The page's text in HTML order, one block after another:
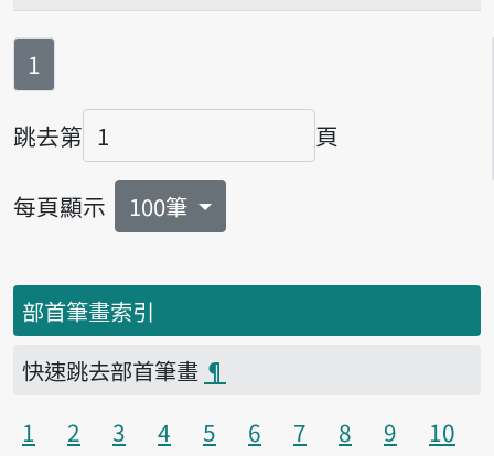
第
1
跳去第
頁碼
頁
每頁顯示 100筆
部首筆畫索引
快速跳去部首筆畫 ¶
1
2 3 4 5 6 7 8 9
10